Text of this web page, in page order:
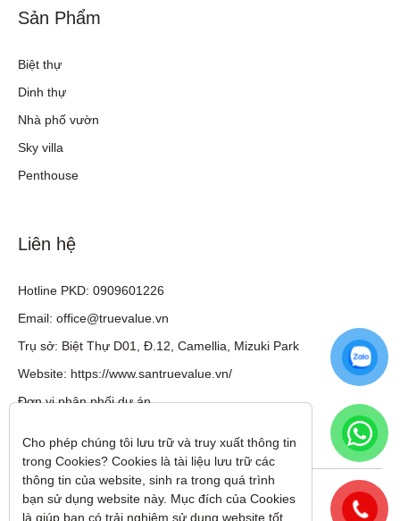
Sản Phẩm
Biệt thự
Dinh thự
Nhà phố vườn
Sky villa
Penthouse
Liên hệ
Hotline PKD: 0909601226
Email: office@truevalue.vn
Trụ sở: Biệt Thự D01, Đ.12, Camellia, Mizuki Park
Website: https://www.santruevalue.vn/
Đơn vị phân phối dự án
Theo dõi tôi trên:
Cho phép chúng tôi lưu trữ và truy xuất thông tin
trong Cookies? Cookies là tài liệu lưu trữ các
thông tin của website, sinh ra trong quá trình
bạn sử dụng website này. Mục đích của Cookies
là giúp bạn có trải nghiệm sử dụng website tốt